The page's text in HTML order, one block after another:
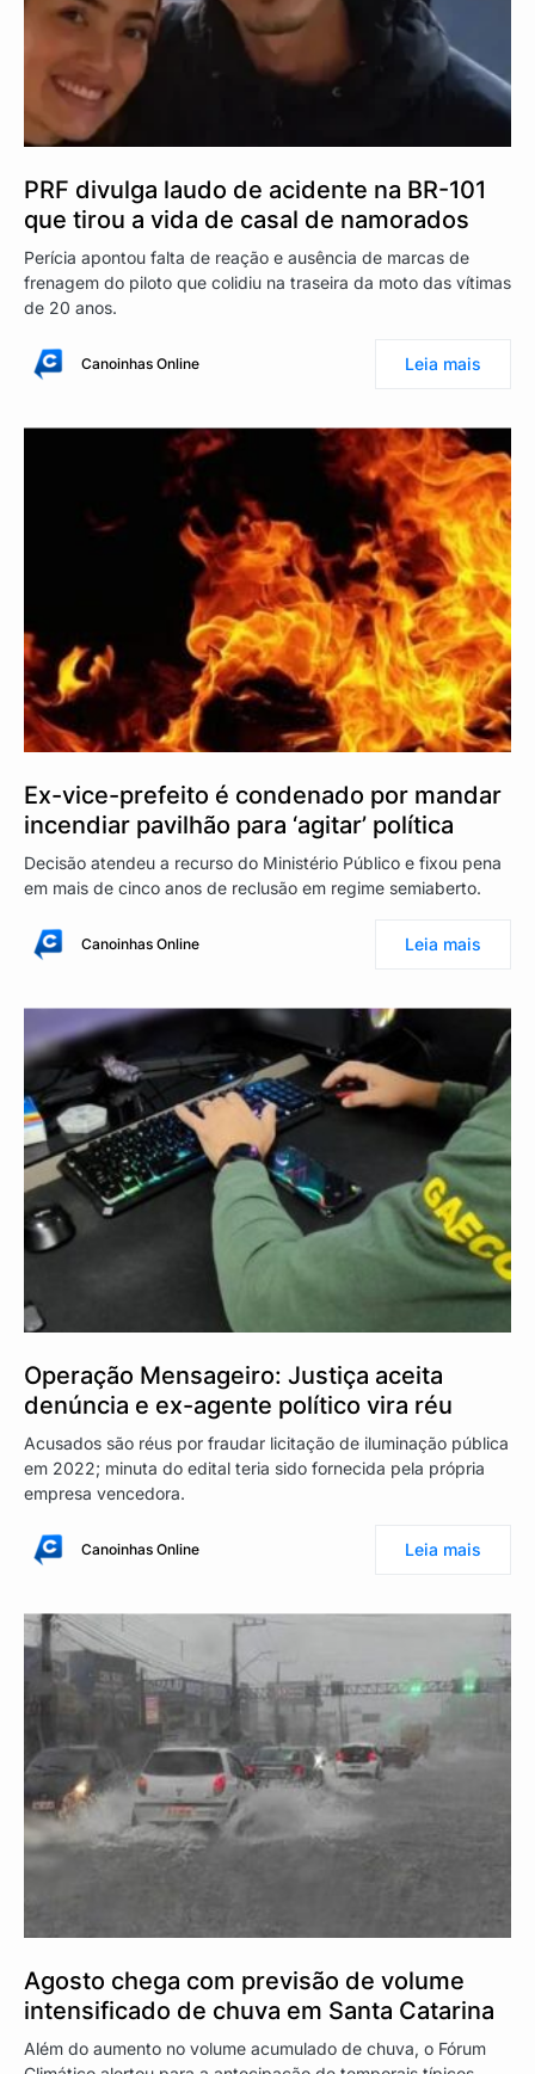
PRF divulga laudo de acidente na BR-101
que tirou a vida de casal de namorados
Perícia apontou falta de reação e ausência de marcas de
frenagem do piloto que colidiu na traseira da moto das vítimas
de 20 anos.
Canoinhas Online Leia mais
Ex-vice-prefeito é condenado por mandar
incendiar pavilhão para ‘agitar’ política
Decisão atendeu a recurso do Ministério Público e fixou pena
em mais de cinco anos de reclusão em regime semiaberto.
Canoinhas Online Leia mais
Operação Mensageiro: Justiça aceita
denúncia e ex-agente político vira réu
Acusados são réus por fraudar licitação de iluminação pública
em 2022; minuta do edital teria sido fornecida pela própria
empresa vencedora.
Canoinhas Online Leia mais
Agosto chega com previsão de volume
intensificado de chuva em Santa Catarina
Além do aumento no volume acumulado de chuva, o Fórum